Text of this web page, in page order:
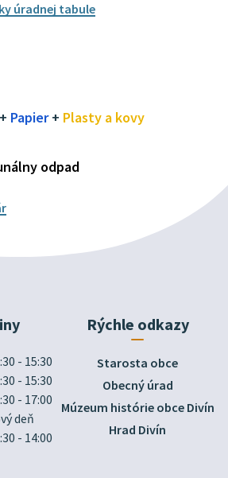
úradnej tabule
+ Papier+ Plasty a kovy
odpad
- 15:30
- 15:30
- 17:00
deň
- 14:00
Rýchle odkazy
Starosta obce
Obecný úrad
Múzeum histórie obce Divín
Hrad Divín